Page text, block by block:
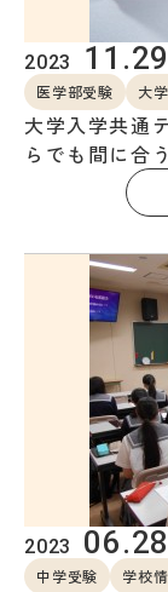
2023 11.29
医学部受験 大
大学入学共通
らでも間に合
2023 06.28
中学受験 学校